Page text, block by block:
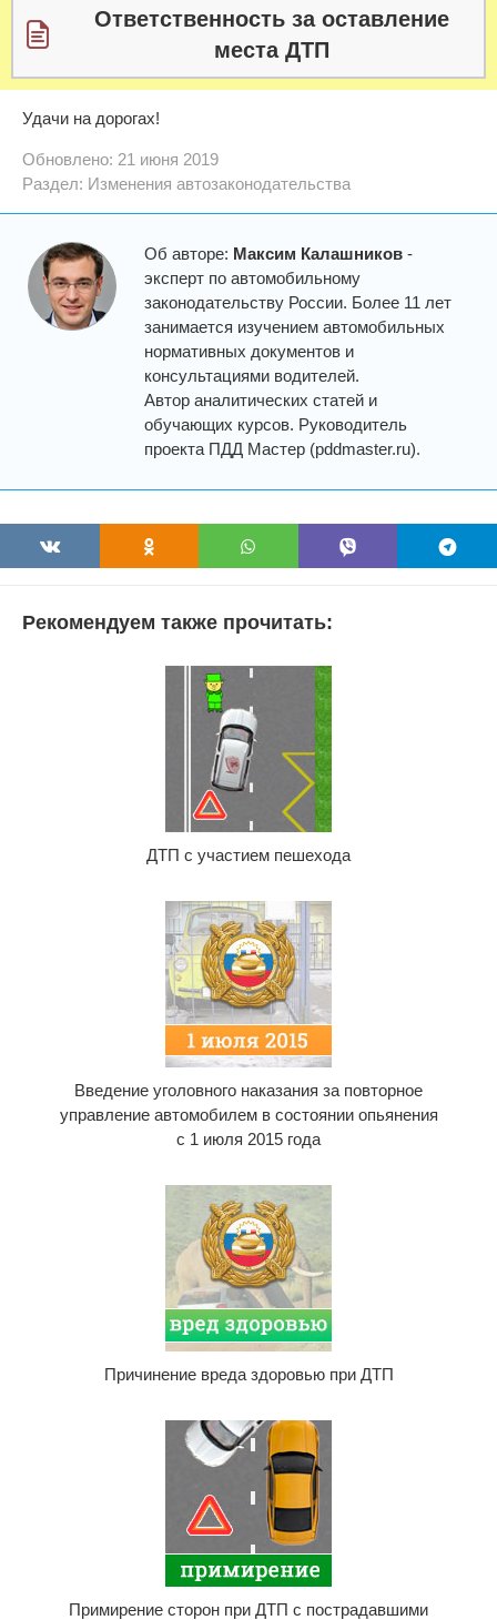
Ответственность за оставление
места ДТП
Удачи на дорогах!
Обновлено: 21 июня 2019
Раздел: Изменения автозаконодательства
Об авторе: Максим Калашников -
эксперт по автомобильному
законодательству России. Более 11 лет
занимается изучением автомобильных
нормативных документов и
консультациями водителей.
Автор аналитических статей и
обучающих курсов. Руководитель
проекта ПДД Мастер (pddmaster.ru).
Рекомендуем также прочитать:
ДТП с участием пешехода
Введение уголовного наказания за повторное
управление автомобилем в состоянии опьянения
с 1 июля 2015 года
Причинение вреда здоровью при ДТП
Примирение сторон при ДТП с пострадавшими